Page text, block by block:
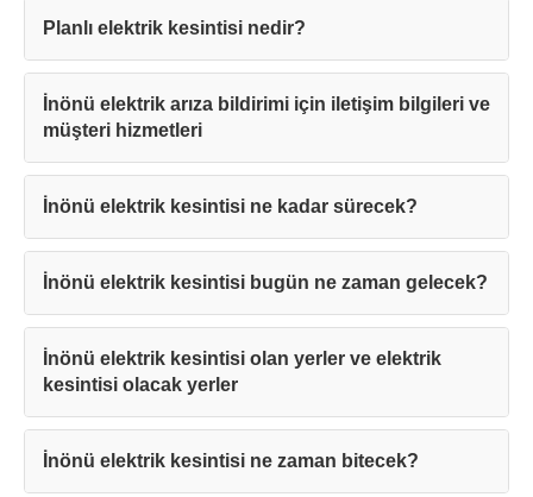
Planlı elektrik kesintisi nedir?
İnönü elektrik arıza bildirimi için iletişim bilgileri ve
müşteri hizmetleri
İnönü elektrik kesintisi ne kadar sürecek?
İnönü elektrik kesintisi bugün ne zaman gelecek?
İnönü elektrik kesintisi olan yerler ve elektrik
kesintisi olacak yerler
İnönü elektrik kesintisi ne zaman bitecek?